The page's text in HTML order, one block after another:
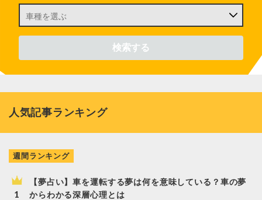
人気記事ランキング
週間ランキング
【夢占い】車を運転する夢は何を意味している？車の夢
からわかる深層心理とは